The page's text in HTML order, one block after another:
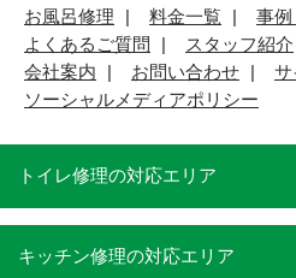
お風呂修理
料金一覧
事例
よくあるご質問
スタッフ紹介
会社案内
お問い合わせ
サ
ソーシャルメディアポリシー
トイレ修理の対応エリア
キッチン修理の対応エリア